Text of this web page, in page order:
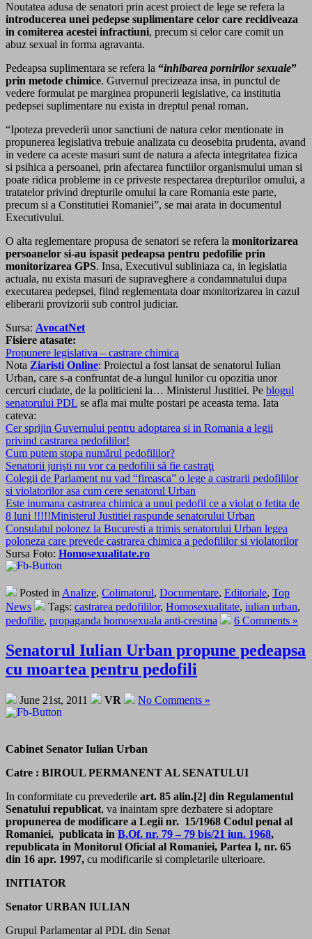
Noutatea adusa de senatori prin acest proiect de lege se refera la
introducerea unei pedepse suplimentare celor care recidiveaza
in comiterea acestei infractiuni, precum si celor care comit un
abuz sexual in forma agravanta.
Pedeapsa suplimentara se refera la “inhibarea pornirilor sexuale”
prin metode chimice. Guvernul precizeaza insa, in punctul de
vedere formulat pe marginea propunerii legislative, ca institutia
pedepsei suplimentare nu exista in dreptul penal roman.
“Ipoteza prevederii unor sanctiuni de natura celor mentionate in
propunerea legislativa trebuie analizata cu deosebita prudenta, avand
in vedere ca aceste masuri sunt de natura a afecta integritatea fizica
si psihica a persoanei, prin afectarea functiilor organismului uman si
poate ridica probleme in ce priveste respectarea drepturilor omului, a
tratatelor privind drepturile omului la care Romania este parte,
precum si a Constitutiei Romaniei”, se mai arata in documentul
Executivului.
O alta reglementare propusa de senatori se refera la monitorizarea
persoanelor si-au ispasit pedeapsa pentru pedofilie prin
monitorizarea GPS. Insa, Executivul subliniaza ca, in legislatia
actuala, nu exista masuri de supraveghere a condamnatului dupa
executarea pedepsei, fiind reglementata doar monitorizarea in cazul
eliberarii provizorii sub control judiciar.
Sursa: AvocatNet
Fisiere atasate:
Propunere legislativa – castrare chimica
Nota Ziaristi Online: Proiectul a fost lansat de senatorul Iulian
Urban, care s-a confruntat de-a lungul lunilor cu opozitia unor
cercuri ciudate, de la politicieni la… Ministerul Justitiei. Pe blogul
senatorului PDL se afla mai multe postari pe aceasta tema. Iata
cateva:
Cer sprijin Guvernului pentru adoptarea si in Romania a legii
privind castrarea pedofililor!
Cum putem stopa numărul pedofililor?
Senatorii jurişti nu vor ca pedofilii să fie castraţi
Colegii de Parlament nu vad “fireasca” o lege a castrarii pedofililor
si violatorilor asa cum cere senatorul Urban
Este inumana castrarea chimica a unui pedofil ce a violat o fetita de
8 luni !!!!!Ministerul Justitiei raspunde senatorului Urban
Consulatul polonez la Bucuresti a trimis senatorului Urban legea
poloneza care prevede castrarea chimica a pedofililor si violatorilor
Sursa Foto: Homosexualitate.ro
Posted in Analize, Colimatorul, Documentare, Editoriale, Top
News
Tags: castrarea pedofililor, Homosexualitate, iulian urban,
pedofilie, propaganda homosexuala anti-crestina 6 Comments »
Senatorul Iulian Urban propune pedeapsa
cu moartea pentru pedofili
June 21st, 2011 VR No Comments »
Cabinet Senator Iulian Urban
Catre : BIROUL PERMANENT AL SENATULUI
In conformitate cu prevederile art. 85 alin.[2] din Regulamentul
Senatului republicat, va inaintam spre dezbatere si adoptare
propunerea de modificare a Legii nr. 15/1968 Codul penal al
Romaniei, publicata in B.Of. nr. 79 – 79 bis/21 iun. 1968,
republicata in Monitorul Oficial al Romaniei, Partea I, nr. 65
din 16 apr. 1997, cu modificarile si completarile ulterioare.
INITIATOR
Senator URBAN IULIAN
Grupul Parlamentar al PDL din Senat